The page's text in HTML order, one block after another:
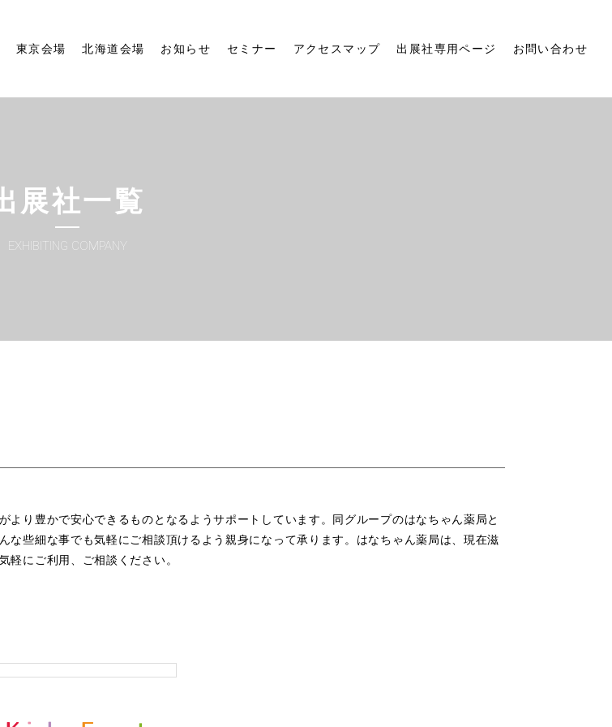
東京会場 北海道会場 お知らせ セミナー アクセスマップ 出展社専用ページ お問い合わせ
展社一覧
EXHIBITING COMPANY
り豊かで安心できるものとなるようサポートしています。同グループのはなちゃん薬局と
些細な事でも気軽にご相談頂けるよう親身になって承ります。はなちゃん薬局は、現在滋
にご利用、ご相談ください。